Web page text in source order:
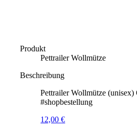
Produkt
Pettrailer Wollmütze
Beschreibung
Pettrailer Wollmütze (unisex)
#shopbestellung
12,00€